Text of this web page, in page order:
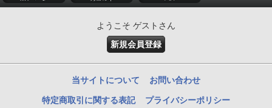
ようこそ ゲストさん
新規会員登録
当サイトについて お問い合わせ
特定商取引に関する表記 プライバシーポリシー